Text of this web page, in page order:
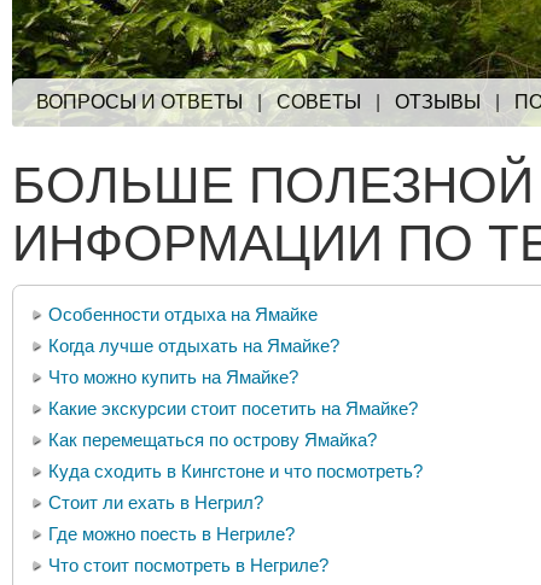
ВОПРОСЫ И ОТВЕТЫ | СОВЕТЫ ОТЗЫВЫ
БОЛЬШЕ ПОЛЕЗНОЙ
ИНФОРМАЦИИ ПО
Особенности отдыха на Ямайке
Когда лучше отдыхать на Ямайке?
Что можно купить на Ямайке?
Какие экскурсии стоит посетить на Ямайке?
Как перемещаться по острову Ямайка?
Куда сходить в Кингстоне и что посмотреть?
Стоит ли ехать в Негрил?
Где можно поесть в Негриле?
Что стоит посмотреть в Негриле?